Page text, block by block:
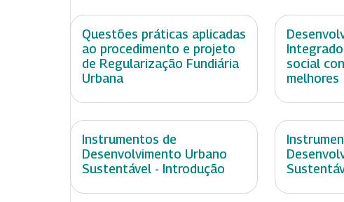
Questões práticas aplicadas
ao procedimento e projeto
de Regularização Fundiária
Urbana
social
melhores
Instrumentos de
Desenvolvimento Urbano
Sustentável - Introdução